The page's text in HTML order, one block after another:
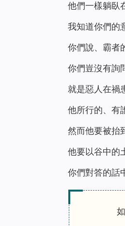
他們一樣躺臥
我知道你們的
你們說、霸者
你們豈沒有詢
就是惡人在禍
他所行的、有
然而他要被抬
他要以谷中的
你們對答的話